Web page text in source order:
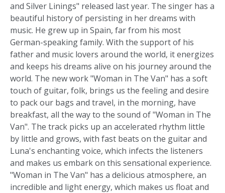
and Silver Linings" released last year. The singer has a
beautiful history of persisting in her dreams with
music. He grew up in Spain, far from his most
German-speaking family. With the support of his
father and music lovers around the world, it energizes
and keeps his dreams alive on his journey around the
world. The new work "Woman in The Van" has a soft
touch of guitar, folk, brings us the feeling and desire
to pack our bags and travel, in the morning, have
breakfast, all the way to the sound of "Woman in The
Van". The track picks up an accelerated rhythm little
by little and grows, with fast beats on the guitar and
Luna's enchanting voice, which infects the listeners
and makes us embark on this sensational experience.
"Woman in The Van" has a delicious atmosphere, an
incredible and light energy, which makes us float and